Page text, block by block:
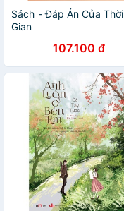
Sách - Đáp Án Của Thời
Gian
107.100 đ